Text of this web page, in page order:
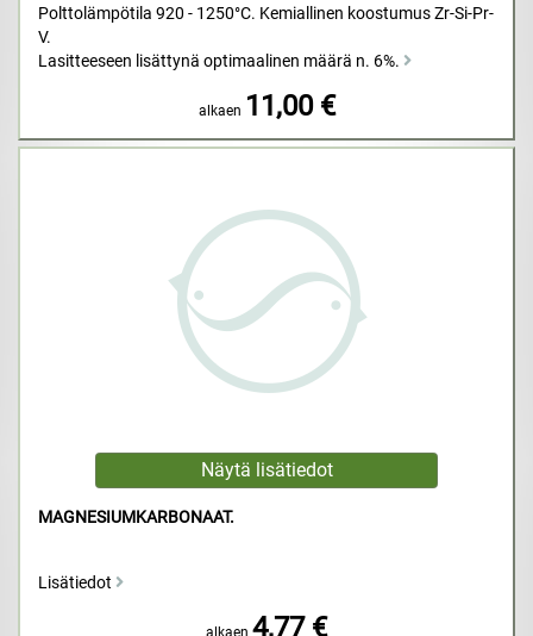
Polttolämpötila 920 - 1250°C. Kemiallinen koostumus Zr-Si-Pr-
V.
Lasitteeseen lisättynä optimaalinen määrä n. 6%.
alkaen 11,00 €
MAGNESIUMKARBONAAT.
Lisätiedot
alkaen 4,77 €